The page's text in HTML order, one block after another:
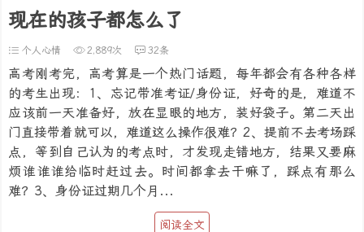
现在的孩子都怎么了
个人心情 2,889次 32条
高考刚考完，高考算是一个热门话题，每年都会有各种各样
的考生出现：1、忘记带准考证/身份证，好奇的是，难道不
应该前一天准备好，放在显眼的地方，装好袋子。第二天出
门直接带着就可以，难道这么操作很难？2、提前不去考场踩
点，等到自己认为的考点时，才发现走错地方，结果又要麻
烦谁谁谁给临时赶过去。时间都拿去干嘛了，踩点有那么
难？3、身份证过期几个月...
阅读全文